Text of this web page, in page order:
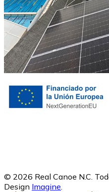
© 2026 Real Canoe N.C.
Design Imagine